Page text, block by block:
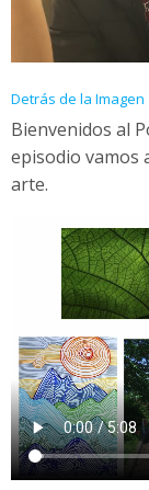
Detrás de la Imagen
Bienvenidos al
episodio vamos
arte.